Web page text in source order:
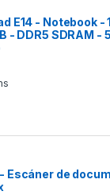
E14 - Notebook
- DDR5 SDRAM
Escáner de